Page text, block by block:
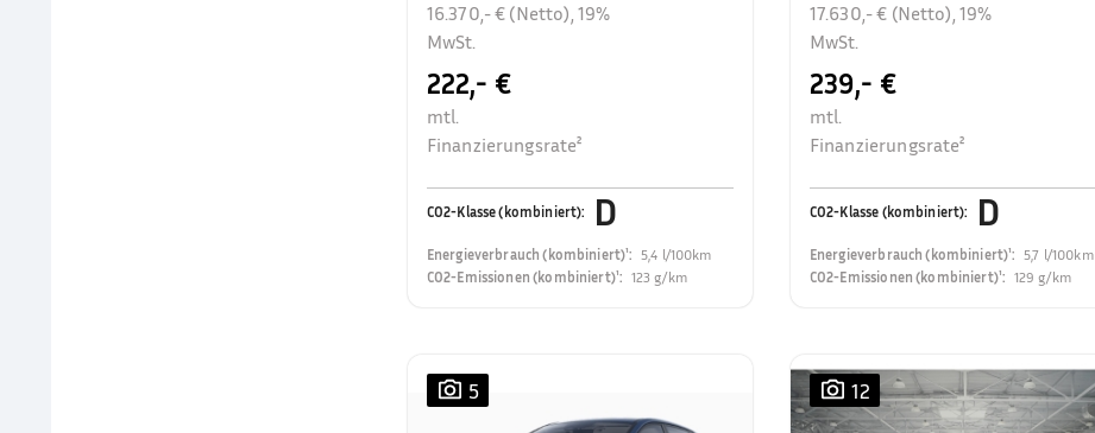
16.370,- € (Netto), 19%
MwSt.
222,- €
mtl.
Finanzierungsrate²
CO2-Klasse (kombiniert): D
Energieverbrauch (kombiniert)¹: 5,4 l/100km
CO2-Emissionen (kombiniert)¹: 123 g/km
17.630,- € (Netto), 19%
MwSt.
239,- €
mtl.
Finanzierungsrate²
CO2-Klasse (kombiniert): D
Energieverbrauch (kombiniert)¹: 5,7 l/100km
CO2-Emissionen (kombiniert)¹: 129 g/km
5 12